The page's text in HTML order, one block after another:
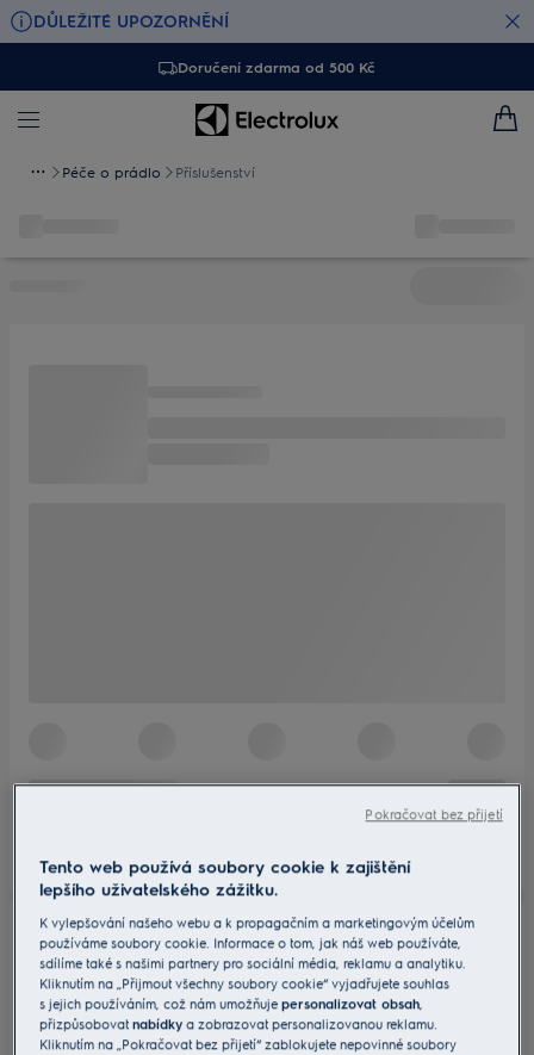
DŮLEŽITÉ UPOZORNĚNÍ
Doručení zdarma od 500 Kč
Péče o prádlo Příslušenství
Tento web používá soubory cookie k zajištění
lepšího uživatelského zážitku.
K vylepšování našeho webu a k propagačním a marketingovým účelům
používáme soubory cookie. Informace o tom, jak náš web používáte,
sdílíme také s našimi partnery pro sociální média, reklamu a analytiku.
Kliknutím na „Přijmout všechny soubory cookie“ vyjadřujete souhlas
s jejich používáním, což nám umožňujepersonalizovat obsah
přizpůsobovatnabídky a zobrazovat personalizovanou reklamu.
Kliknutím na „Pokračovat bez přijetí“ zablokujete nepovinné soubory
Pokračovat bez přijetí